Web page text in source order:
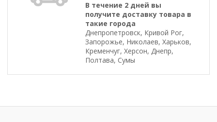
В течение 2 дней вы
получите доставку товара в
такие города
Днепропетровск, Кривой Рог,
Запорожье, Николаев, Харьков,
Кременчуг, Херсон, Днепр,
Полтава, Сумы